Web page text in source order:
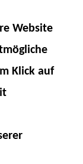
Website
Klick auf